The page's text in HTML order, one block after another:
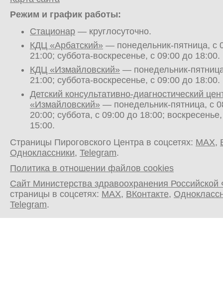
Режим и график работы:
Стационар — круглосуточно.
КДЦ «Арбатский» — понедельник-пятница, с
21:00; суббота-воскресенье, с 09:00 до 18:00.
КДЦ «Измайловский» — понедельник-
21:00; суббота-воскресенье, с 09:00 до 18:00.
Детский консультативно-диагностический
«Измайловский» — понедельник-пятница, с
20:00; суббота, с 09:00 до 18:00;
15:00.
Страницы Пироговского Центра в соцсетях: MAX,
Одноклассники, Telegram.
Политика в отношении файлов cookies
Сайт Министерства здравоохранения
страницы в соцсетях: MAX, ВКонтакте,
Telegram.